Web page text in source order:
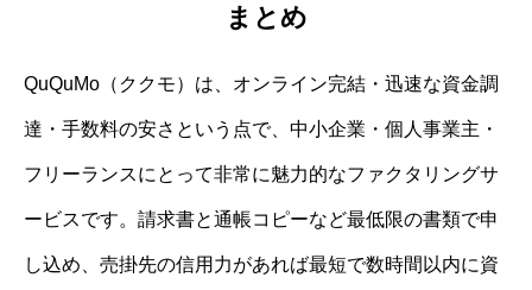
まとめ
QuQuMo（ククモ）は、オンライン完結・迅速な資金調
達・手数料の安さという点で、中小企業・個人事業主・
フリーランスにとって非常に魅力的なファクタリングサ
ービスです。請求書と通帳コピーなど最低限の書類で申
し込め、売掛先の信用力があれば最短で数時間以内に資